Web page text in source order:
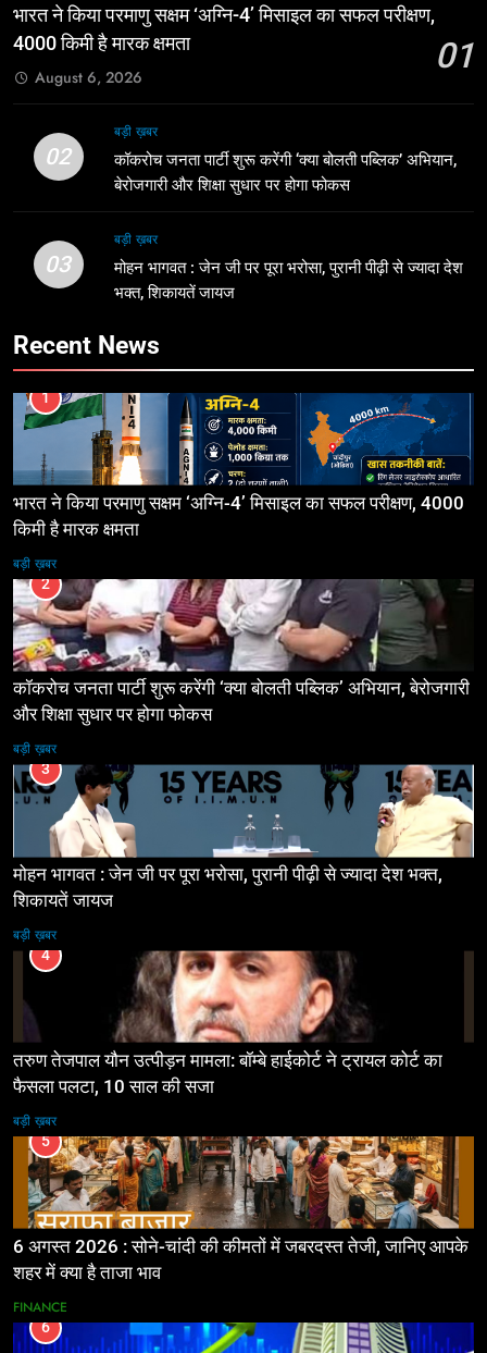
भारत ने किया परमाणु सक्षम ‘अग्नि-4’ मिसाइल का सफल परीक्षण,
4000 किमी है मारक क्षमता
01
August 6, 2026
02
बड़ी ख़बर
कॉकरोच जनता पार्टी शुरू करेंगी ‘क्या बोलती पब्लिक’ अभियान,
बेरोजगारी और शिक्षा सुधार पर होगा फोकस
03
बड़ी ख़बर
मोहन भागवत : जेन जी पर पूरा भरोसा, पुरानी पीढ़ी से ज्यादा देश
भक्त, शिकायतें जायज
Recent News
1
भारत ने किया परमाणु सक्षम ‘अग्नि-4’ मिसाइल का सफल परीक्षण, 4000
किमी है मारक क्षमता
बड़ी ख़बर
2
कॉकरोच जनता पार्टी शुरू करेंगी ‘क्या बोलती पब्लिक’ अभियान, बेरोजगारी
और शिक्षा सुधार पर होगा फोकस
बड़ी ख़बर
3
मोहन भागवत : जेन जी पर पूरा भरोसा, पुरानी पीढ़ी से ज्यादा देश भक्त,
शिकायतें जायज
बड़ी ख़बर
4
तरुण तेजपाल यौन उत्पीड़न मामला: बॉम्बे हाईकोर्ट ने ट्रायल कोर्ट का
फैसला पलटा, 10 साल की सजा
बड़ी ख़बर
5
6 अगस्त 2026 : सोने-चांदी की कीमतों में जबरदस्त तेजी, जानिए आपके
शहर में क्या है ताजा भाव
FINANCE
6